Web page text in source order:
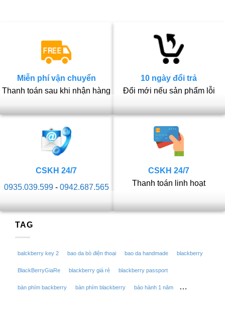
Miễn phí vận chuyển
Thanh toán sau khi nhận hàng
10 ngày đổi trả
Đổi mới nếu sản phẩm lỗi
CSKH 24/7
0935.039.599- 0942.687.565
CSKH 24/7
Thanh toán linh hoạt
TAG
balckberry key 2 bao da bò điện thoại bao da handmade blackberry
BlackBerryGiaRe blackberry giá rẻ blackberry passport
bàn phím backberry bàn phím blackberry bảo hành 1 năm